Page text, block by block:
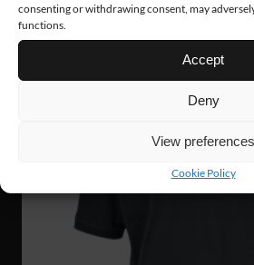
consenting or withdrawing consent, may
functions.
Accept
Deny
View preferences
Cookie Policy